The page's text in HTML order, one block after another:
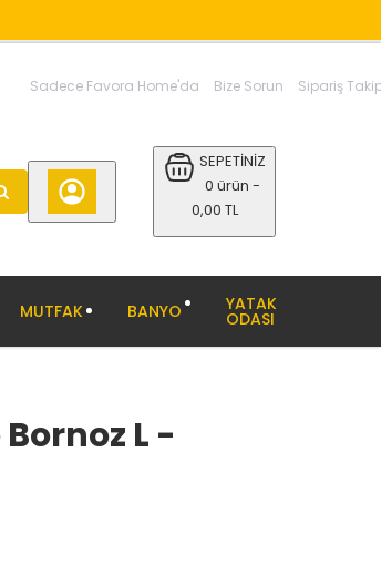
Sadece Favora Home'da Bize Sorun Sipariş
SEPETİNİZ
0 ürün -
0,00 TL
MUTFAK BANYO YATAK
ODASI
L -